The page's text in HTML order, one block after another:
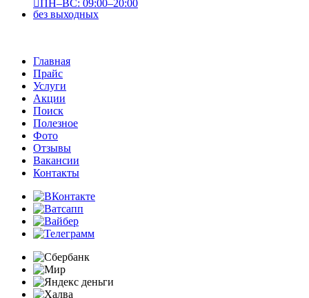
ПН–ВС: 09:00–20:00
без выходных
Главная
Прайс
Услуги
Акции
Поиск
Полезное
Фото
Отзывы
Вакансии
Контакты